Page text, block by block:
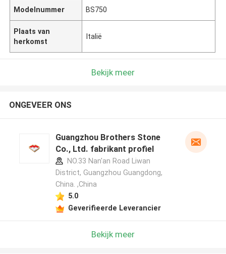
Modelnummer BS750
Plaats van
herkomst
Italië
Bekijk meer
ONGEVEER ONS
Guangzhou Brothers Stone
Co., Ltd. fabrikant profiel
NO.33 Nan'an Road Liwan
District, Guangzhou Guangdong,
China. ,China
5.0
Geverifieerde Leverancier
Bekijk meer